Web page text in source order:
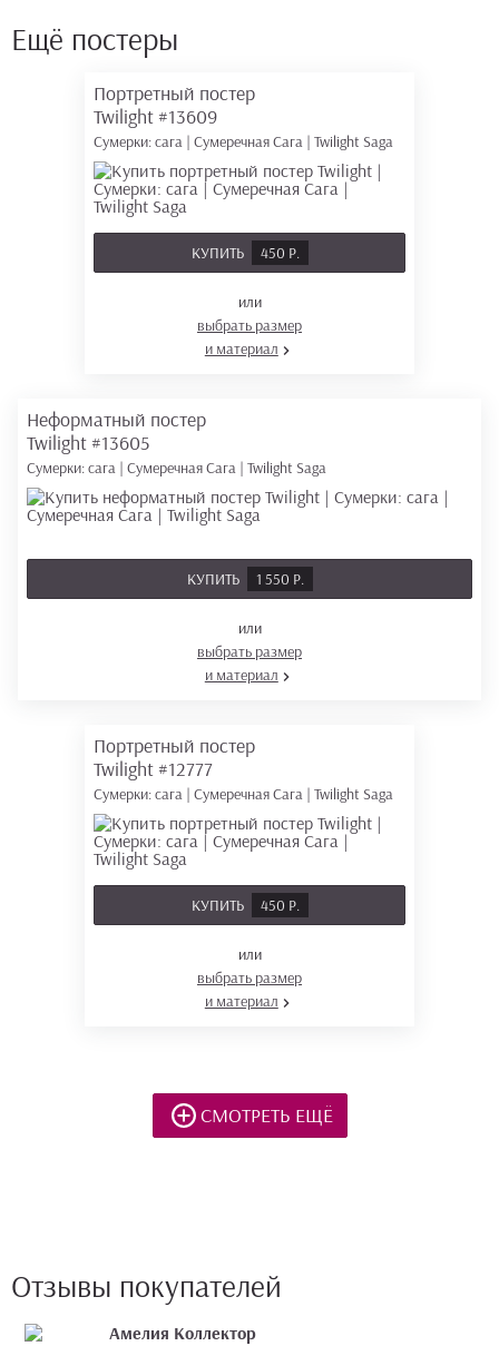
Ещё постеры
Портретный постер
Twilight #13609
Сумерки: сага | Сумеречная Сага | Twilight Saga
КУПИТЬ 450 Р.
или
выбрать размер
и материал
Неформатный постер
Twilight #13605
Сумерки: сага | Сумеречная Сага | Twilight Saga
КУПИТЬ 1 550 Р.
или
выбрать размер
и материал
Портретный постер
Twilight #12777
Сумерки: сага | Сумеречная Сага | Twilight Saga
КУПИТЬ 450 Р.
или
выбрать размер
и материал
СМОТРЕТЬ ЕЩЁ
Отзывы покупателей
Амелия Коллектор